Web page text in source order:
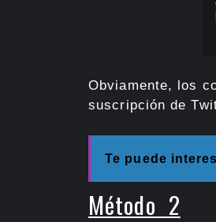
Obviamente, los
suscripción de
Te puede
Método 2